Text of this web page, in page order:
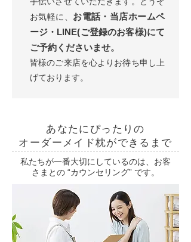
お気軽に、 お電話・当店ホームペ
ージ・LINE(ご登録のお客様)にて
ご予約くださいませ。
皆様のご来店を心よりお待ち申し上
げております。
あなたにぴったりの
オーダーメイド枕ができるまで
私たちが一番大切にしているのは、お客
さまとの “カウンセリング” です。